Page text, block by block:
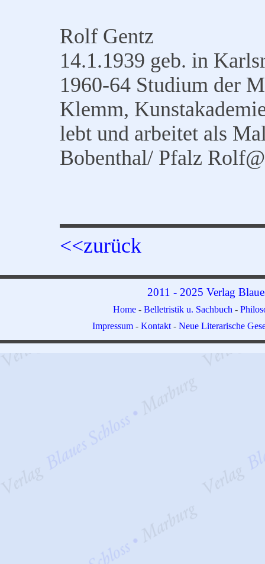
Rolf Gentz
14.1.1939 geb. in
1960-64 Studium der
Klemm,
lebt und arbeitet als
Bobenthal/ Pfalz
<<zurück
2011 - 2025 Verlag
Home - Belletristik u. Sachbuch -
Impressum - Kontakt - Neue Literarische